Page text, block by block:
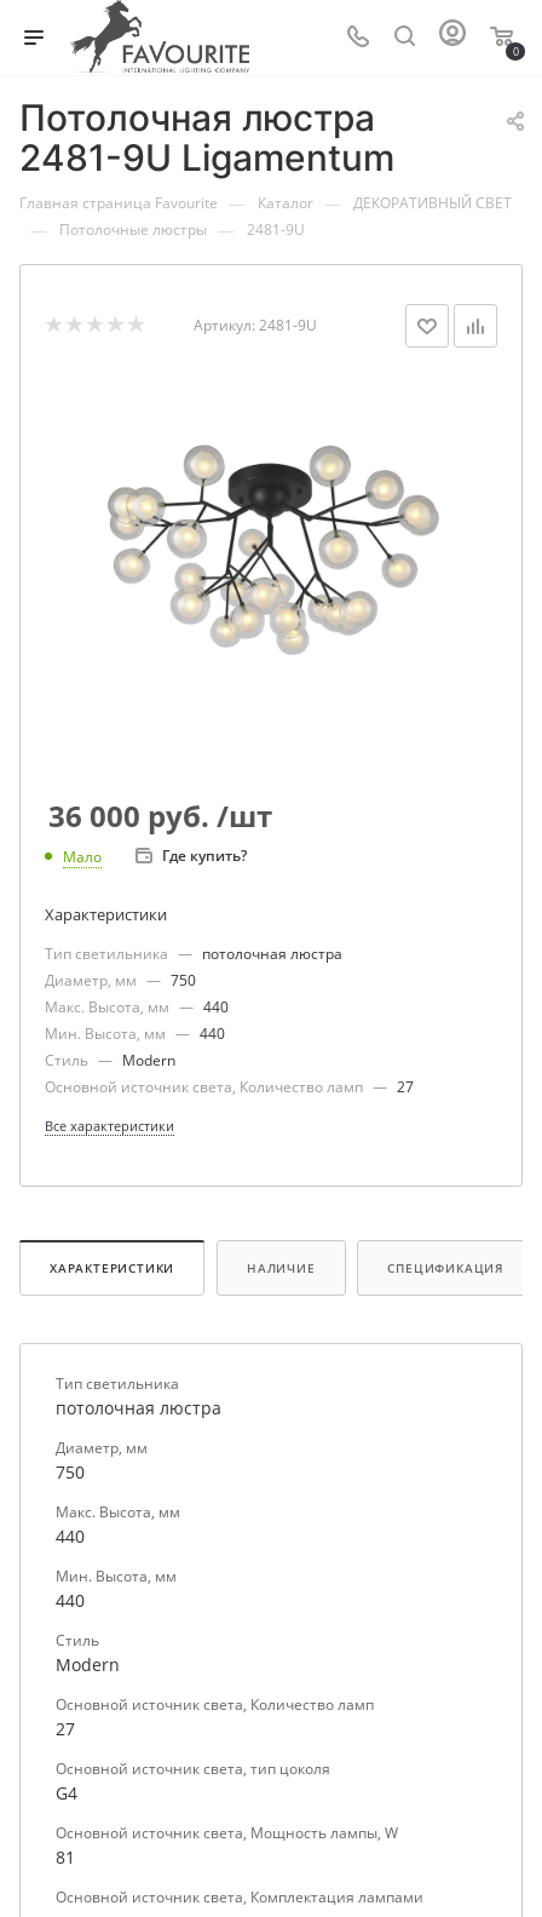
0
Потолочная люстра
2481-9U Ligamentum
Главная страница Favourite — Каталог — ДЕКОРАТИВНЫЙ СВЕТ
— Потолочные люстры — 2481-9U
Артикул: 2481-9U
36 000 руб. /шт
Мало Где купить?
Характеристики
Тип светильника — потолочная люстра
Диаметр, мм — 750
Макс. Высота, мм — 440
Мин. Высота, мм — 440
Стиль — Modern
Основной источник света, Количество ламп — 27
Все характеристики
ХАРАКТЕРИСТИКИ НАЛИЧИЕ СПЕЦИФИКАЦИЯ
Тип светильника
потолочная люстра
Диаметр, мм
750
Макс. Высота, мм
440
Мин. Высота, мм
440
Стиль
Modern
Основной источник света, Количество ламп
27
Основной источник света, тип цоколя
G4
Основной источник света, Мощность лампы, W
81
Основной источник света, Комплектация лампами